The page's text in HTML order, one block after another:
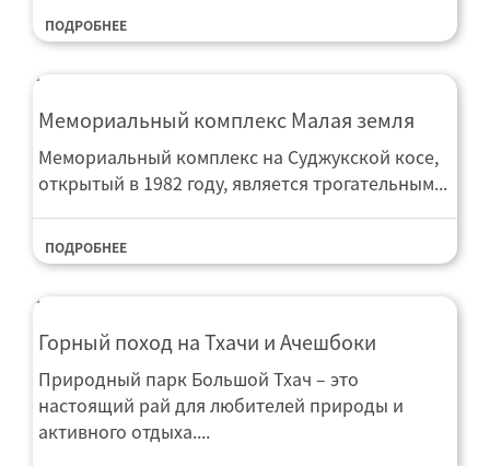
ПОДРОБНЕЕ
Мемориальный комплекс Малая земля
Мемориальный комплекс на Суджукской косе,
открытый в 1982 году, является трогательным...
ПОДРОБНЕЕ
Горный поход на Тхачи и Ачешбоки
Природный парк Большой Тхач – это
настоящий рай для любителей природы и
активного отдыха....